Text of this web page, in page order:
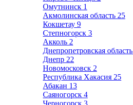
Омутнинск 1
Акмолинская область 25
Кокшетау 9
Степногорск 3
Акколь 2
Днепропетровская область
Днепр 22
Новомосковск 2
Республика Хакасия 25
Абакан 13
Саяногорск 4
Черногорск 3